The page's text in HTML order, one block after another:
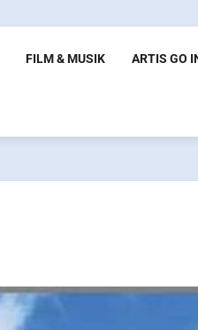
FILM & MUSIK ARTIS GO